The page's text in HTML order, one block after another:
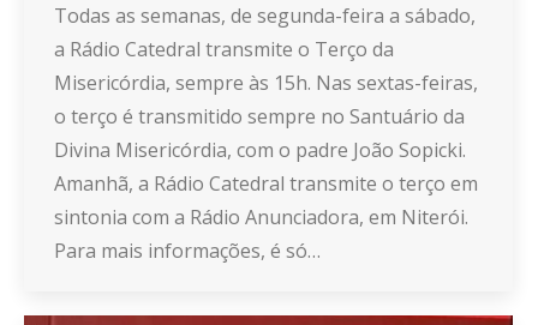
Todas as semanas, de segunda-feira a sábado,
a Rádio Catedral transmite o Terço da
Misericórdia, sempre às 15h. Nas sextas-feiras,
o terço é transmitido sempre no Santuário da
Divina Misericórdia, com o padre João Sopicki.
Amanhã, a Rádio Catedral transmite o terço em
sintonia com a Rádio Anunciadora, em Niterói.
Para mais informações, é só…